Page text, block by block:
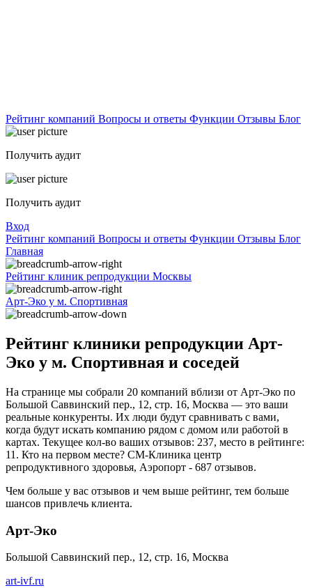
Рейтинг компаний Вопросы и ответы Функции Отзывы Блог
Получить аудит
Получить аудит
Вход
Рейтинг компаний Вопросы и ответы Функции Отзывы Блог
Главная
Рейтинг клиник репродукции Москвы
Арт-Эко у м. Спортивная
Рейтинг клиники репродукции Арт-
Эко у м. Спортивная и соседей
На странице мы собрали 20 компаний вблизи от Арт-Эко по
Большой Саввинский пер., 12, стр. 16, Москва — это ваши
реальные конкуренты. Их люди будут сравнивать с вами,
когда будут искать компанию рядом с домом или работой в
картах. Текущее кол-во ваших отзывов: 237, место в рейтинге:
11. Кто на первом месте? СМ-Клиника центр
репродуктивного здоровья, Аэропорт - 687 отзывов.
Чем больше у вас отзывов и чем выше рейтинг, тем больше
шансов привлечь клиента.
Арт-Эко
Большой Саввинский пер., 12, стр. 16, Москва
art-ivf.ru